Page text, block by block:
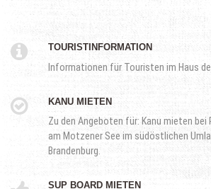
TOURISTINFORMATION
Informationen für Touristen im Haus
KANU MIETEN
Zu den Angeboten für: Kanu mieten
am Motzener See im südöstlichen
Brandenburg.
SUP BOARD MIETEN